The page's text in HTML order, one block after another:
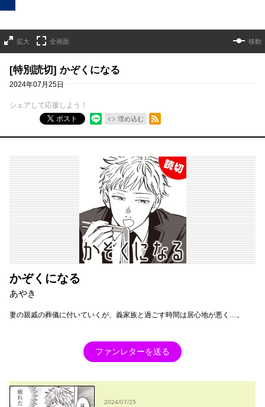
拡大 全画面 移動
[特別読切] かぞくになる
2024年07月25日
シェアして応援しよう！
ポスト
埋め込む
RSSフィード
かぞくになる
あやき
妻の親戚の葬儀に付いていくが、義家族と過ごす時間は居心地が悪く…。
ファンレターを送る
2024/07/25